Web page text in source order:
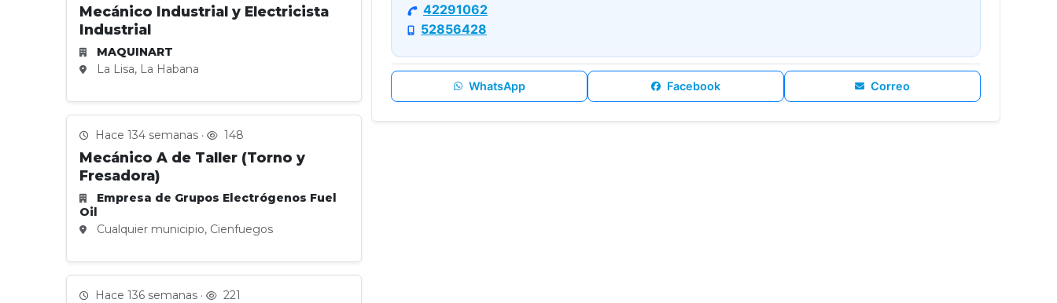
Mecánico Industrial y Electricista
Industrial
MAQUINART
La Lisa, La Habana
Hace 134 semanas · 148
Mecánico A de Taller (Torno y
Fresadora)
Empresa de Grupos Electrógenos Fuel
Oil
Cualquier municipio, Cienfuegos
Hace 136 semanas · 221
42291062
52856428
WhatsApp Facebook Correo